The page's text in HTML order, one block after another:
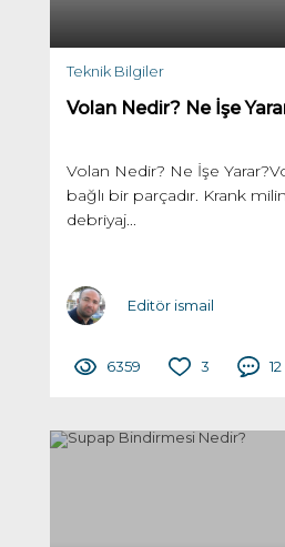
Teknik Bilgiler
Volan Nedir? Ne İşe
Volan Nedir? Ne İşe
bağlı bir parçadır. Krank
debriyaj...
Editör ismail
6359 3 12